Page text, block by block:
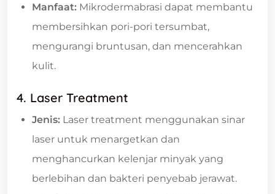
Manfaat: Mikrodermabrasi dapat membantu
membersihkan pori-pori tersumbat,
mengurangi bruntusan, dan mencerahkan
kulit.
4. Laser Treatment
Jenis: Laser treatment menggunakan sinar
laser untuk menargetkan dan
menghancurkan kelenjar minyak yang
berlebihan dan bakteri penyebab jerawat.